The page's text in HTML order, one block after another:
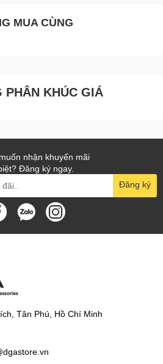
MUA CÙNG
PHÂN KHÚC GIÁ
nhận khuyến mãi
Đăng ký ngay.
Đăng ký
Tân Phú, Hồ Chí Minh